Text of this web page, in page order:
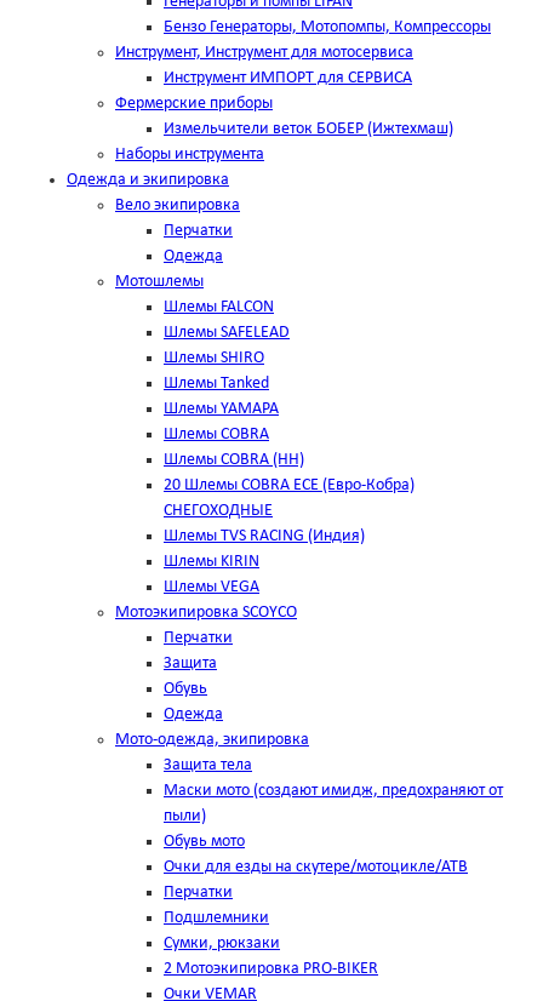
Бензо Генераторы, Мотопомпы, Компрессоры
Инструмент, Инструмент для мотосервиса
Инструмент ИМПОРТ для СЕРВИСА
Фермерские приборы
Измельчители веток БОБЕР (Ижтехмаш)
Наборы инструмента
Одежда и экипировка
Вело экипировка
Перчатки
Одежда
Мотошлемы
Шлемы FALCON
Шлемы SAFELEAD
Шлемы SHIRO
Шлемы Tanked
Шлемы YAMAPA
Шлемы COBRA
Шлемы COBRA (HH)
20 Шлемы COBRA ECE (Евро-Кобра)
СНЕГОХОДНЫЕ
Шлемы TVS RACING (Индия)
Шлемы KIRIN
Шлемы VEGA
Мотоэкипировка SCOYCO
Перчатки
Защита
Обувь
Одежда
Мото-одежда, экипировка
Защита тела
Маски мото (создают имидж, предохраняют от
пыли)
Обувь мото
Очки для езды на скутере/мотоцикле/АТВ
Перчатки
Подшлемники
Сумки, рюкзаки
2 Мотоэкипировка PRO-BIKER
Очки VEMAR